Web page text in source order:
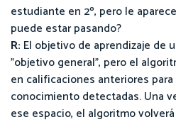
estudiante en 2º, pero le
puede estar pasando?
R: El objetivo de aprendizaje de
"objetivo general", pero el
en calificaciones anteriores
conocimiento detectadas. Una
ese espacio, el algoritmo